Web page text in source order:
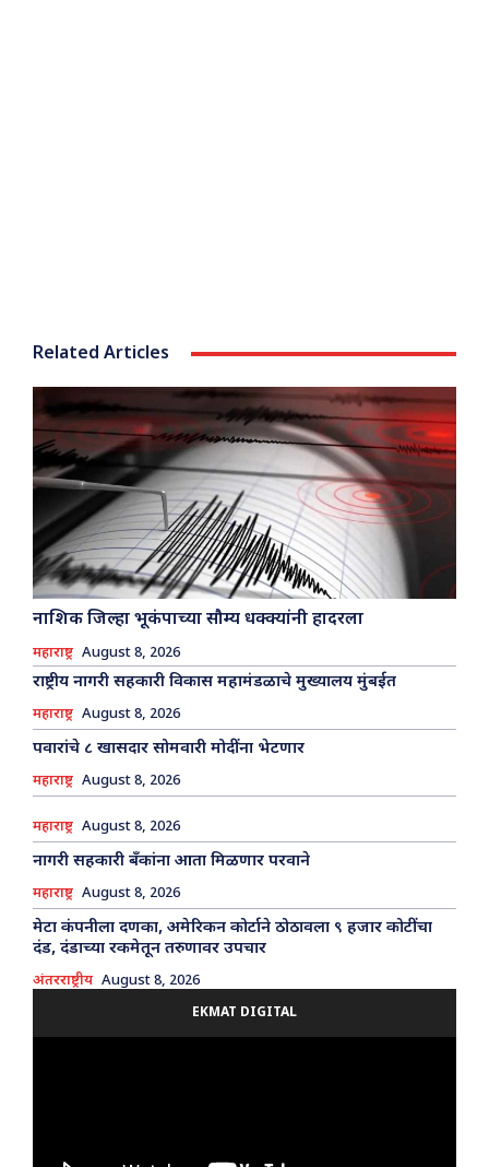
Related Articles
नाशिक जिल्हा भूकंपाच्या सौम्य धक्क्यांनी हादरला
महाराष्ट्र August 8, 2026
राष्ट्रीय नागरी सहकारी विकास महामंडळाचे मुख्यालय मुंबईत
महाराष्ट्र August 8, 2026
पवारांचे ८ खासदार सोमवारी मोदींना भेटणार
महाराष्ट्र August 8, 2026
महाराष्ट्र August 8, 2026
नागरी सहकारी बँकांना आता मिळणार परवाने
महाराष्ट्र August 8, 2026
मेटा कंपनीला दणका, अमेरिकन कोर्टाने ठोठावला ९ हजार कोटींचा
दंड, दंडाच्या रकमेतून तरुणावर उपचार
अंतरराष्ट्रीय August 8, 2026
EKMAT DIGITAL